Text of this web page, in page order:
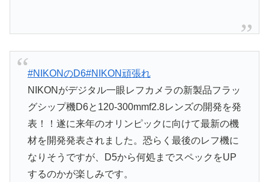
#NIKONのD6#NIKON頑張れ
NIKONがデジタル一眼レフカメラの新製品フラッ
グシップ機D6と120-300mmf2.8レンズの開発を発
表！！遂に来年のオリンピックに向けて最新の機
材を開発発表されました。恐らく最後のレフ機に
なりそうですが、D5から何処までスペックをUP
するのかが楽しみです。